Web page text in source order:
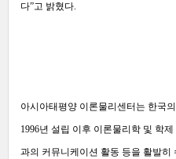
다”고 밝혔다.
아시아태평양 이론물리센터는 한국
1996년 설립 이후 이론물리학 및 학
과의 커뮤니케이션 활동 등을 활발히